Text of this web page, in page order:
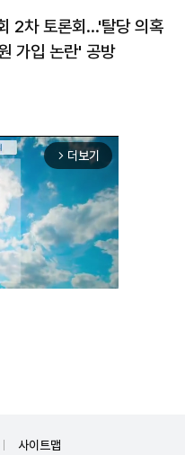
2차 토론회…'탈당 의혹
가입 논란' 공방
arrow_forward_ios 더보기
사이트맵